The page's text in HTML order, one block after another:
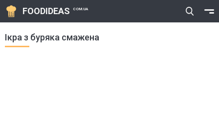
FOODIDEAS COM.UA
Ікра з буряка смажена